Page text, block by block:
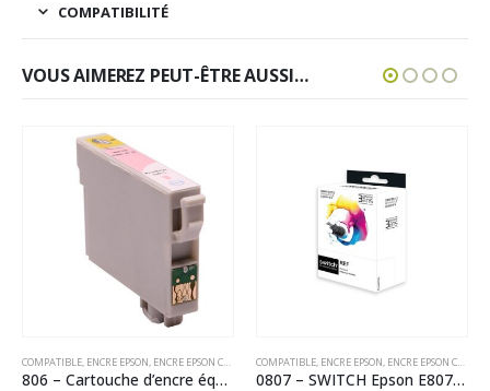
COMPATIBILITÉ
VOUS AIMEREZ PEUT-ÊTRE AUSSI…
COMPATIBLE, ENCRE EPSON, ENCRE EPSON COMPATIBLE
806 – Cartouche d’encre équivalent EPSON T0806 – 806 – compatible (T0796) « Colibri et Chouette » Magenta clair
COMPATIBLE, ENCRE EPSON, ENCRE EPSON COMPATIBLE
0807 – SWITCH Epson E807 Pack x 6 compatible avec C13T08074011 – Pack 6 couleurs